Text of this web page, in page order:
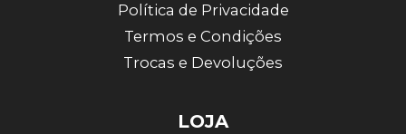
Política de Privacidade
Termos e Condições
Trocas e Devoluções
LOJA